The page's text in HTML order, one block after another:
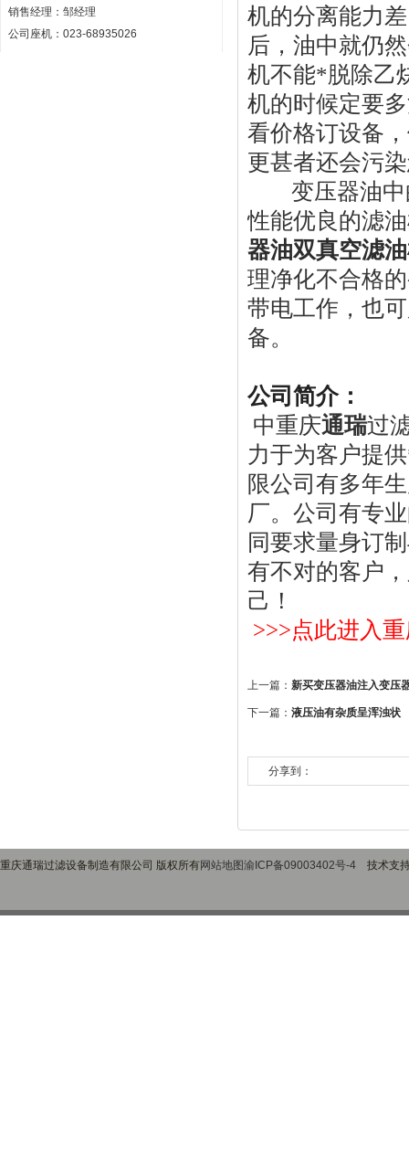
销售经理：邹经理
公司座机：023-68935026
机的分离能力
后，油中就仍
机不能*脱除乙
机的时候定要
看价格订设备
更甚者还会污
变压器油中
性能优良的滤
器油双真空滤
理净化不合格
带电工作，也
备。
公司简介：
中重庆通瑞过
力于为客户提
限公司有多年
厂。公司有专
同要求量身订
有不对的客户
己！
>>>点此进入
上一篇： 新买变压器油注入变压
下一篇： 液压油有杂质呈浑浊状
分享到：
重庆通瑞过滤设备制造有限公司 版权所有网站地图渝ICP备09003402号-4 技术支